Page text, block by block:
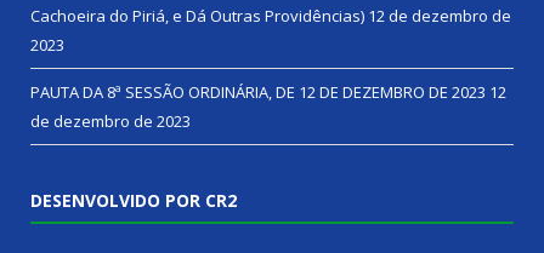
Cachoeira do Piriá, e Dá Outras Providências) 12 de dezembro de
2023
PAUTA DA 8ª SESSÃO ORDINÁRIA, DE 12 DE DEZEMBRO DE 2023 12
de dezembro de 2023
DESENVOLVIDO POR CR2